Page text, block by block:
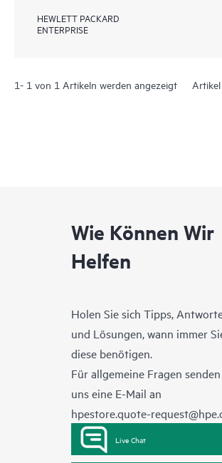
HEWLETT PACKARD
ENTERPRISE
1- 1 von 1 Artikeln werden angezeigt
Wie Können Wir
Helfen
Holen Sie sich Tipps,
und Lösungen, wann immer
diese benötigen.
Für allgemeine Fragen
uns eine E-Mail an
hpestore.quote-
Live Chat